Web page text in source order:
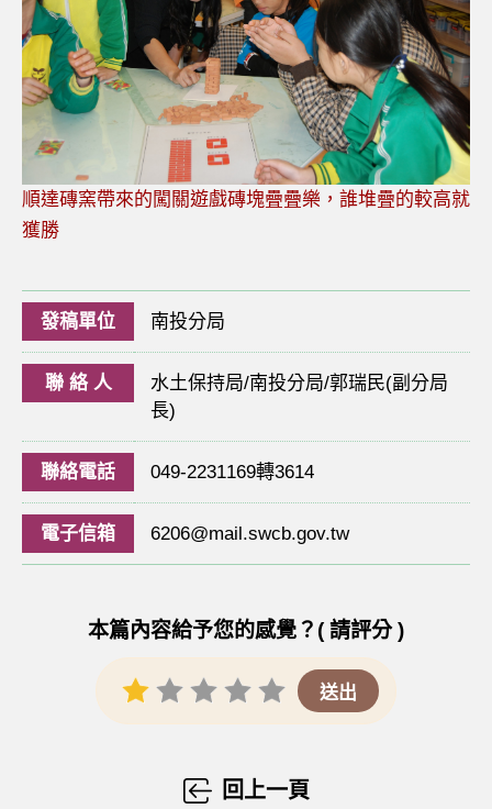
順達磚窯帶來的闖關遊戲磚塊疊疊樂，誰堆疊的較高就
獲勝
發稿單位 南投分局
聯 絡 人
水土保持局/南投分局/郭瑞民(副分局
長)
聯絡電話 049-2231169轉3614
電子信箱 6206@mail.swcb.gov.tw
本篇內容給予您的感覺？( 請評分 )
回上一頁